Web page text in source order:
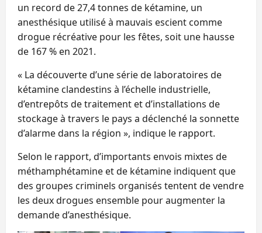
un record de 27,4 tonnes de kétamine, un
anesthésique utilisé à mauvais escient comme
drogue récréative pour les fêtes, soit une hausse
de 167 % en 2021.
« La découverte d’une série de laboratoires de
kétamine clandestins à l’échelle industrielle,
d’entrepôts de traitement et d’installations de
stockage à travers le pays a déclenché la sonnette
d’alarme dans la région », indique le rapport.
Selon le rapport, d’importants envois mixtes de
méthamphétamine et de kétamine indiquent que
des groupes criminels organisés tentent de vendre
les deux drogues ensemble pour augmenter la
demande d’anesthésique.